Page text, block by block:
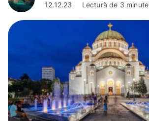
12.12.23 Lectură de 3 minute